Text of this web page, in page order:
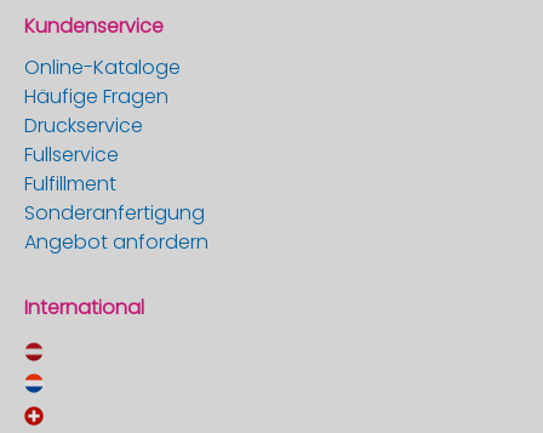
Kundenservice
Online-Kataloge
Häufige Fragen
Druckservice
Fullservice
Fulfillment
Sonderanfertigung
Angebot anfordern
International